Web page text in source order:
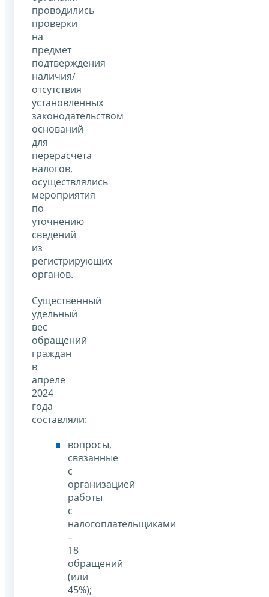
проводились
проверки
на
предмет
подтверждения
наличия/
отсутствия
установленных
законодательством
оснований
для
перерасчета
налогов,
осуществлялись
мероприятия
по
уточнению
сведений
из
регистрирующих
органов.
Существенный
удельный
вес
обращений
граждан
в
апреле
2024
года
составляли:
вопросы,
связанные
с
организацией
работы
с
налогоплательщиками
–
18
обращений
(или
45%);